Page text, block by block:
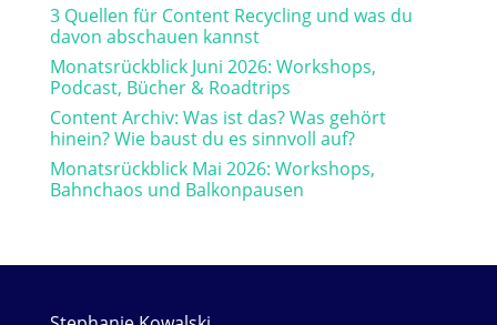
3 Quellen für Content Recycling und was du
davon abschauen kannst
Monatsrückblick Juni 2026: Workshops,
Podcast, Bücher & Roadtrips
Content Archiv: Was ist das? Was gehört
hinein? Wie baust du es sinnvoll auf?
Monatsrückblick Mai 2026: Workshops,
Bahnchaos und Balkonpausen